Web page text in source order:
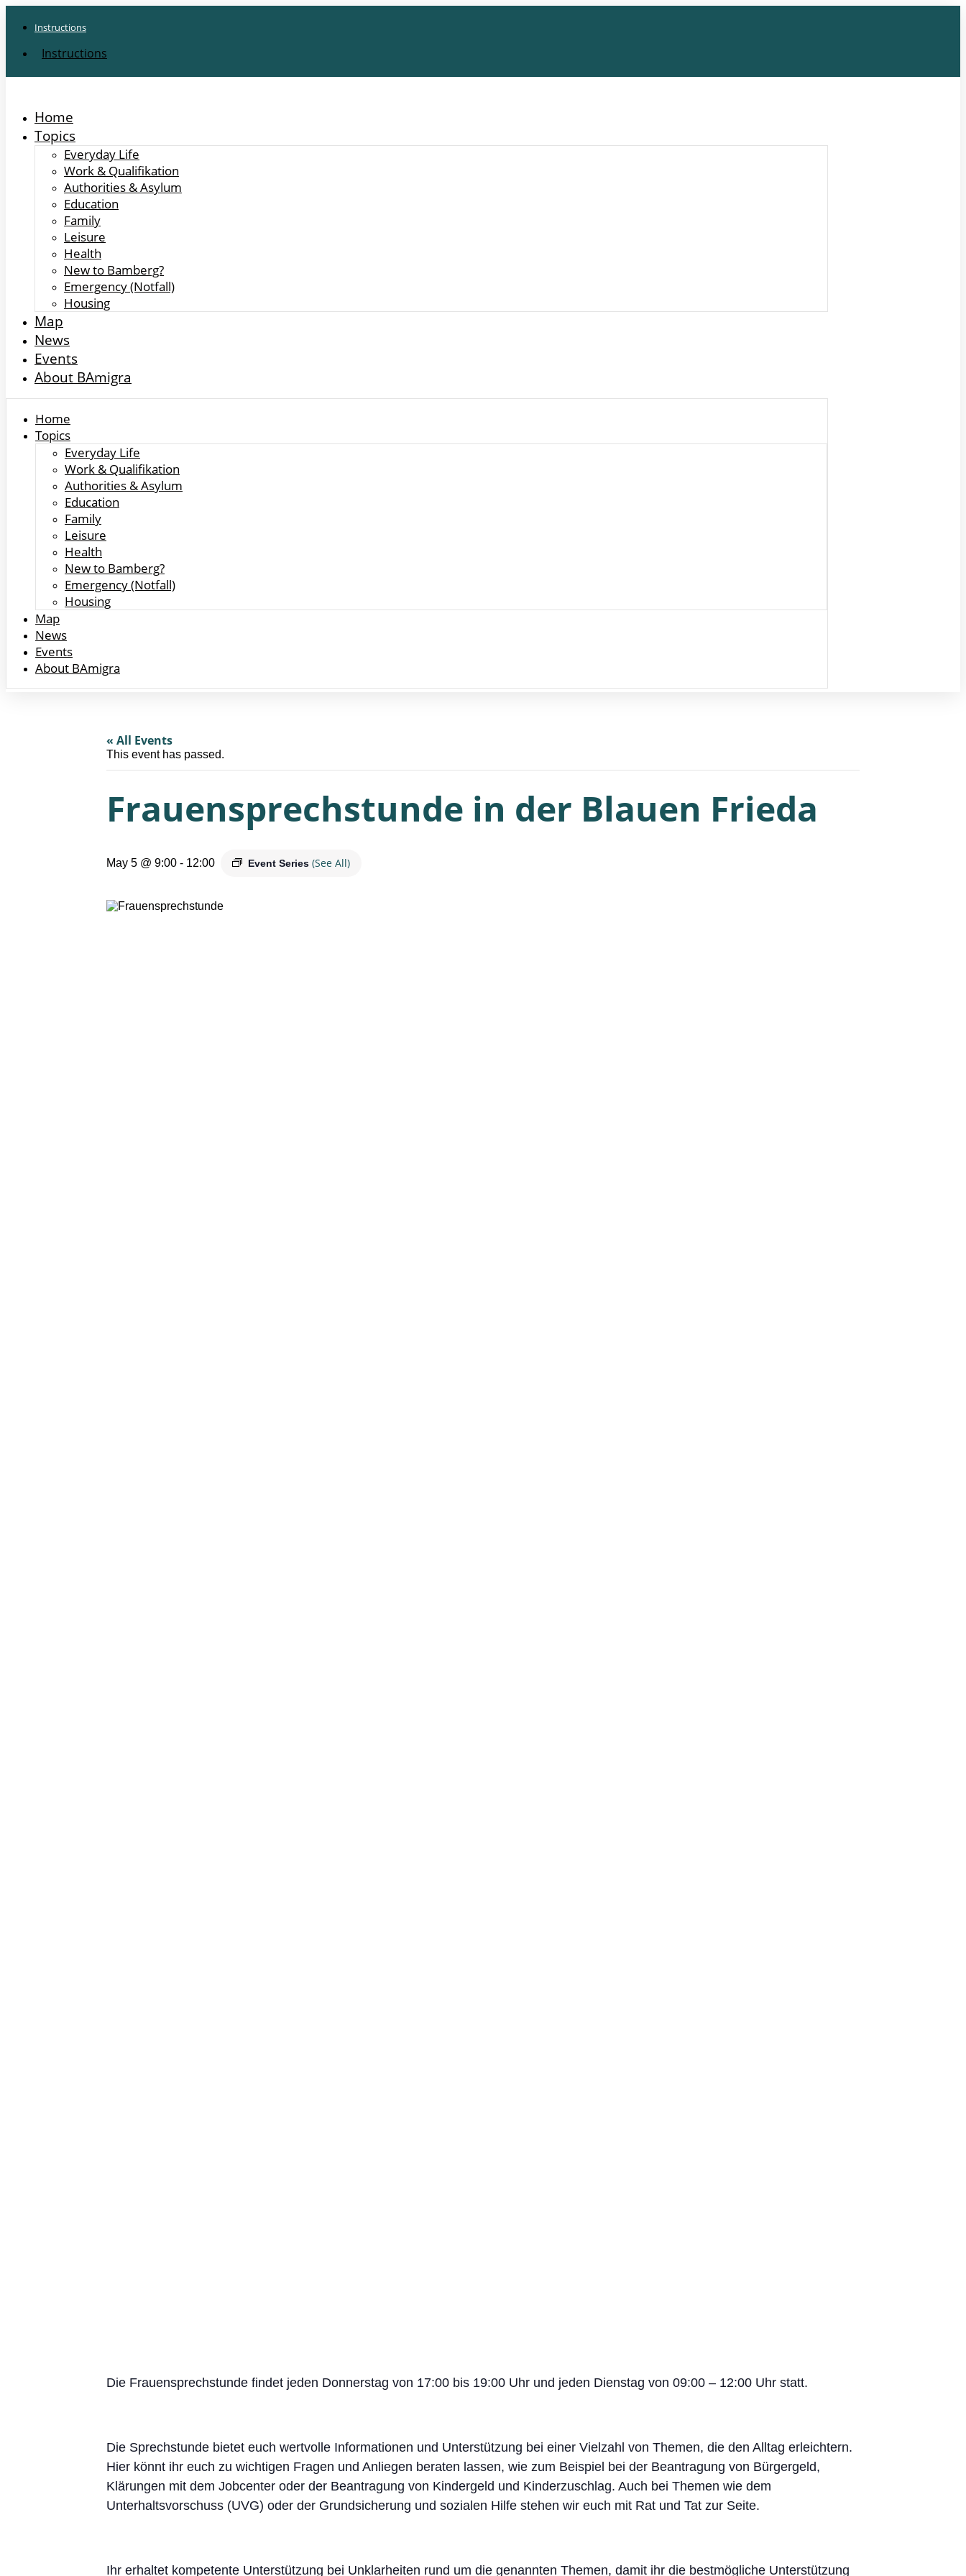
Instructions
Instructions
Home
Topics
Everyday Life
Work & Qualifikation
Authorities & Asylum
Education
Family
Leisure
Health
New to Bamberg?
Emergency (Notfall)
Housing
Map
News
Events
About BAmigra
Home
Topics
Everyday Life
Work & Qualifikation
Authorities & Asylum
Education
Family
Leisure
Health
New to Bamberg?
Emergency (Notfall)
Housing
Map
News
Events
About BAmigra
« All Events
This event has passed.
Frauensprechstunde in der Blauen Frieda
May 5 @ 9:00 - 12:00 Event Series (See All)
Die Frauensprechstunde findet jeden Donnerstag von 17:00 bis 19:00 Uhr und jeden Dienstag von 09:00 – 12:00 Uhr statt.
Die Sprechstunde bietet euch wertvolle Informationen und Unterstützung bei einer Vielzahl von Themen, die den Alltag erleichtern.
Hier könnt ihr euch zu wichtigen Fragen und Anliegen beraten lassen, wie zum Beispiel bei der Beantragung von Bürgergeld,
Klärungen mit dem Jobcenter oder der Beantragung von Kindergeld und Kinderzuschlag. Auch bei Themen wie dem
Unterhaltsvorschuss (UVG) oder der Grundsicherung und sozialen Hilfe stehen wir euch mit Rat und Tat zur Seite.
Ihr erhaltet kompetente Unterstützung bei Unklarheiten rund um die genannten Themen, damit ihr die bestmögliche Unterstützung